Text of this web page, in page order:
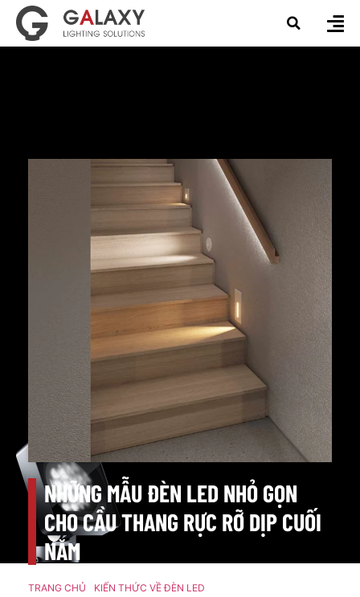
NHỮNG MẪU ĐÈN LED NHỎ GỌN
CHO CẦU THANG RỰC RỠ DỊP CUỐI
NĂM
TRANG CHỦ KIẾN THỨC VỀ ĐÈN LED